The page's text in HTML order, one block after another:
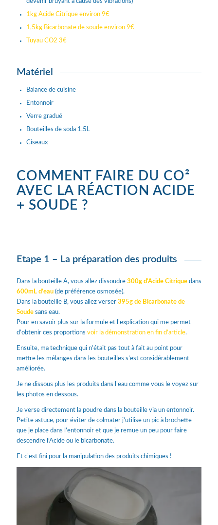
1kg Acide Citrique environ 9€
1,5kg Bicarbonate de soude environ 9€
Tuyau CO2 3€
Matériel
Balance de cuisine
Entonnoir
Verre gradué
Bouteilles de soda 1,5L
Ciseaux
COMMENT FAIRE DU CO²
AVEC LA RÉACTION ACIDE
+ SOUDE ?
Etape 1 – La préparation des produits
Dans la bouteille A, vous allez dissoudre 300g d’Acide Citrique dans
600mL d’eau(de préférence osmosée).
Dans la bouteille B, vous allez verser 395g de Bicarbonate de
Soudesans eau.
Pour en savoir plus sur la formule et l’explication qui me permet
d’obtenir ces proportions voir la démonstration en fin d’article.
Ensuite, ma technique qui n’était pas tout à fait au point pour
mettre les mélanges dans les bouteilles s’est considérablement
améliorée.
Je ne dissous plus les produits dans l’eau comme vous le voyez sur
les photos en dessous.
Je verse directement la poudre dans la bouteille via un entonnoir.
Petite astuce, pour éviter de colmater j’utilise un pic à brochette
que je place dans l’entonnoir et que je remue un peu pour faire
descendre l’Acide ou le bicarbonate.
Et c’est fini pour la manipulation des produits chimiques !